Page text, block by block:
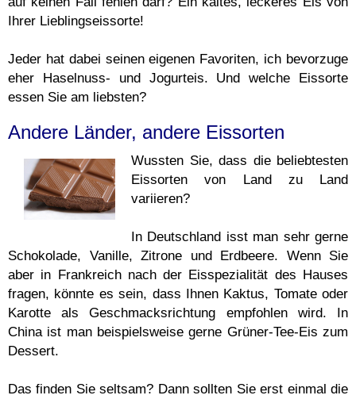
Ihrer Lieblingseissorte!
Jeder hat dabei seinen eigenen Favoriten, ich bevorzuge
eher Haselnuss- und Jogurteis. Und welche Eissorte
essen Sie am liebsten?
Andere Länder, andere Eissorten
Wussten Sie, dass die beliebtesten
Eissorten von Land zu Land
variieren?
In Deutschland isst man sehr gerne
Schokolade, Vanille, Zitrone und Erdbeere. Wenn Sie
aber in Frankreich nach der Eisspezialität des Hauses
fragen, könnte es sein, dass Ihnen Kaktus, Tomate oder
Karotte als Geschmacksrichtung empfohlen wird. In
China ist man beispielsweise gerne Grüner-Tee-Eis zum
Dessert.
Das finden Sie seltsam? Dann sollten Sie erst einmal die